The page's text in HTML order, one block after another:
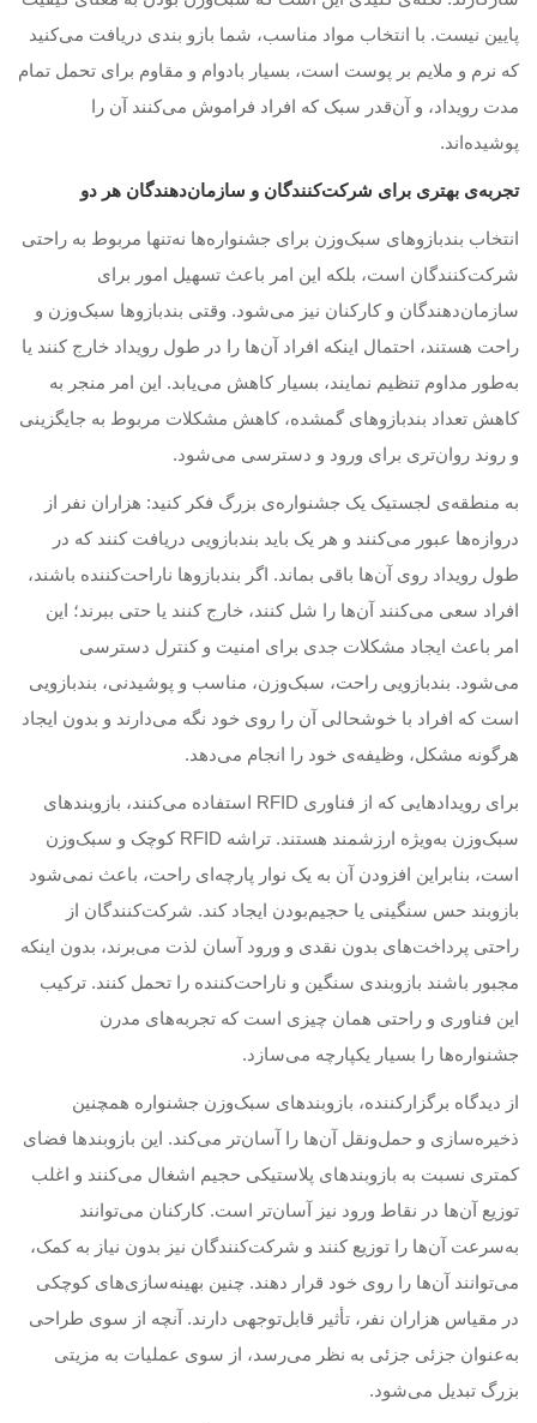
پایین نیست. با انتخاب مواد مناسب، شما بازو بندی دریافت می‌کنید
که نرم و ملایم بر پوست است، بسیار بادوام و مقاوم برای تحمل تمام
مدت رویداد، و آن‌قدر سبک که افراد فراموش می‌کنند آن را
پوشیده‌اند.
تجربه‌ی بهتری برای شرکت‌کنندگان و سازمان‌دهندگان هر دو
انتخاب بندبازوهای سبک‌وزن برای جشنواره‌ها نه‌تنها مربوط به راحتی
شرکت‌کنندگان است، بلکه این امر باعث تسهیل امور برای
سازمان‌دهندگان و کارکنان نیز می‌شود. وقتی بندبازوها سبک‌وزن و
راحت هستند، احتمال اینکه افراد آن‌ها را در طول رویداد خارج کنند یا
به‌طور مداوم تنظیم نمایند، بسیار کاهش می‌یابد. این امر منجر به
کاهش تعداد بندبازوهای گمشده، کاهش مشکلات مربوط به جایگزینی
و روند روان‌تری برای ورود و دسترسی می‌شود.
به منطقه‌ی لجستیک یک جشنواره‌ی بزرگ فکر کنید: هزاران نفر از
دروازه‌ها عبور می‌کنند و هر یک باید بندبازویی دریافت کنند که در
طول رویداد روی آن‌ها باقی بماند. اگر بندبازوها ناراحت‌کننده باشند،
افراد سعی می‌کنند آن‌ها را شل کنند، خارج کنند یا حتی ببرند؛ این
امر باعث ایجاد مشکلات جدی برای امنیت و کنترل دسترسی
می‌شود. بندبازویی راحت، سبک‌وزن، مناسب و پوشیدنی، بندبازویی
است که افراد با خوشحالی آن را روی خود نگه می‌دارند و بدون ایجاد
هرگونه مشکل، وظیفه‌ی خود را انجام می‌دهد.
برای رویدادهایی که از فناوری RFID استفاده می‌کنند، بازو‌بند‌های
سبک‌وزن به‌ویژه ارزشمند هستند. تراشه RFID کوچک و سبک‌وزن
است، بنابراین افزودن آن به یک نوار پارچه‌ای راحت، باعث نمی‌شود
بازو‌بند حس سنگینی یا حجیم‌بودن ایجاد کند. شرکت‌کنندگان از
راحتی پرداخت‌های بدون نقدی و ورود آسان لذت می‌برند، بدون اینکه
مجبور باشند بازو‌بندی سنگین و ناراحت‌کننده را تحمل کنند. ترکیب
این فناوری و راحتی همان چیزی است که تجربه‌های مدرن
جشنواره‌ها را بسیار یکپارچه می‌سازد.
از دیدگاه برگزارکننده، بازو‌بند‌های سبک‌وزن جشنواره همچنین
ذخیره‌سازی و حمل‌ونقل آن‌ها را آسان‌تر می‌کند. این بازو‌بند‌ها فضای
کمتری نسبت به بازو‌بند‌های پلاستیکی حجیم اشغال می‌کنند و اغلب
توزیع آن‌ها در نقاط ورود نیز آسان‌تر است. کارکنان می‌توانند
به‌سرعت آن‌ها را توزیع کنند و شرکت‌کنندگان نیز بدون نیاز به کمک،
می‌توانند آن‌ها را روی خود قرار دهند. چنین بهینه‌سازی‌های کوچکی
در مقیاس هزاران نفر، تأثیر قابل‌توجهی دارند. آنچه از سوی طراحی
به‌عنوان جزئی جزئی به نظر می‌رسد، از سوی عملیات به مزیتی
بزرگ تبدیل می‌شود.